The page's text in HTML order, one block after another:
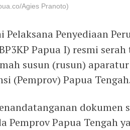
Agies Pranoto)
Pelaksana Penyediaan
Papua I) resmi
susun (rusun)
(Pemprov) Papua
dokumen
Pemprov Papua Tengah